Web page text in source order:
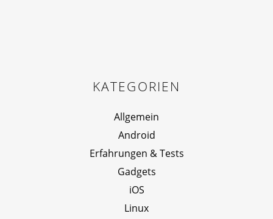
KATEGORIEN
Allgemein
Android
Erfahrungen & Tests
Gadgets
iOS
Linux